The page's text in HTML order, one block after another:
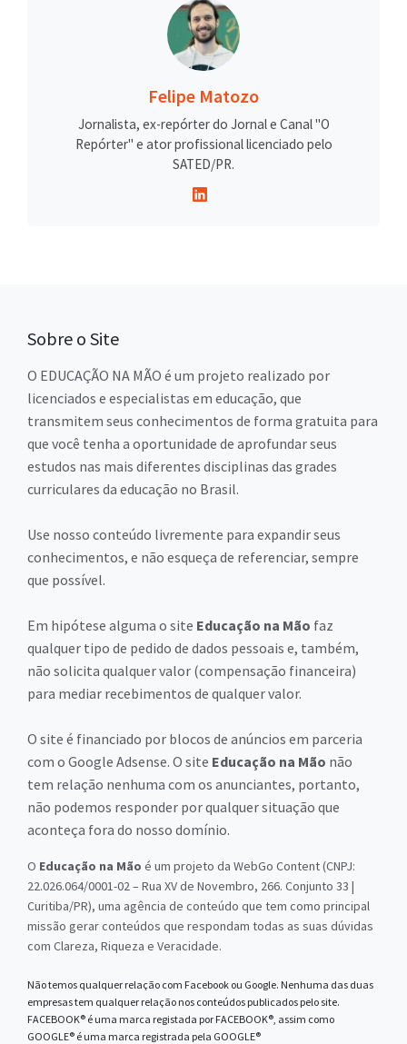
Felipe Matozo
Jornalista, ex-repórter do Jornal e Canal "O
Repórter" e ator profissional licenciado pelo
SATED/PR.
Sobre o Site
O EDUCAÇÃO NA MÃO é um projeto realizado por
licenciados e especialistas em educação, que
transmitem seus conhecimentos de forma gratuita para
que você tenha a oportunidade de aprofundar seus
estudos nas mais diferentes disciplinas das grades
curriculares da educação no Brasil.
Use nosso conteúdo livremente para expandir seus
conhecimentos, e não esqueça de referenciar, sempre
que possível.
Em hipótese alguma o site Educação na Mão faz
qualquer tipo de pedido de dados pessoais e, também,
não solicita qualquer valor (compensação financeira)
para mediar recebimentos de qualquer valor.
O site é financiado por blocos de anúncios em parceria
com o Google Adsense. O site Educação na Mão não
tem relação nenhuma com os anunciantes, portanto,
não podemos responder por qualquer situação que
aconteça fora do nosso domínio.
O Educação na Mão é um projeto da WebGo Content (CNPJ:
22.026.064/0001-02 – Rua XV de Novembro, 266. Conjunto 33 |
Curitiba/PR), uma agência de conteúdo que tem como principal
missão gerar conteúdos que respondam todas as suas dúvidas
com Clareza, Riqueza e Veracidade.
Não temos qualquer relação com Facebook ou Google. Nenhuma das duas
empresas tem qualquer relação nos conteúdos publicados pelo site.
FACEBOOK® é uma marca registada por FACEBOOK®, assim como
GOOGLE® é uma marca registrada pela GOOGLE®